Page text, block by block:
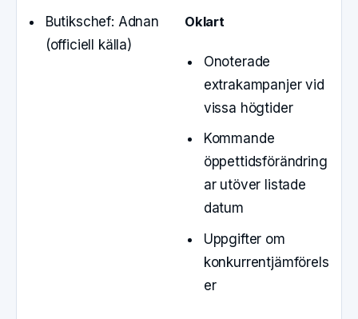
Butikschef: Adnan
(officiell källa)
Oklart
Onoterade
extrakampanjer vid
vissa högtider
Kommande
öppettidsförändring
ar utöver listade
datum
Uppgifter om
konkurrentjämförels
er